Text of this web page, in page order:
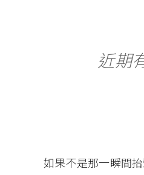
近期
如果不是那一瞬間